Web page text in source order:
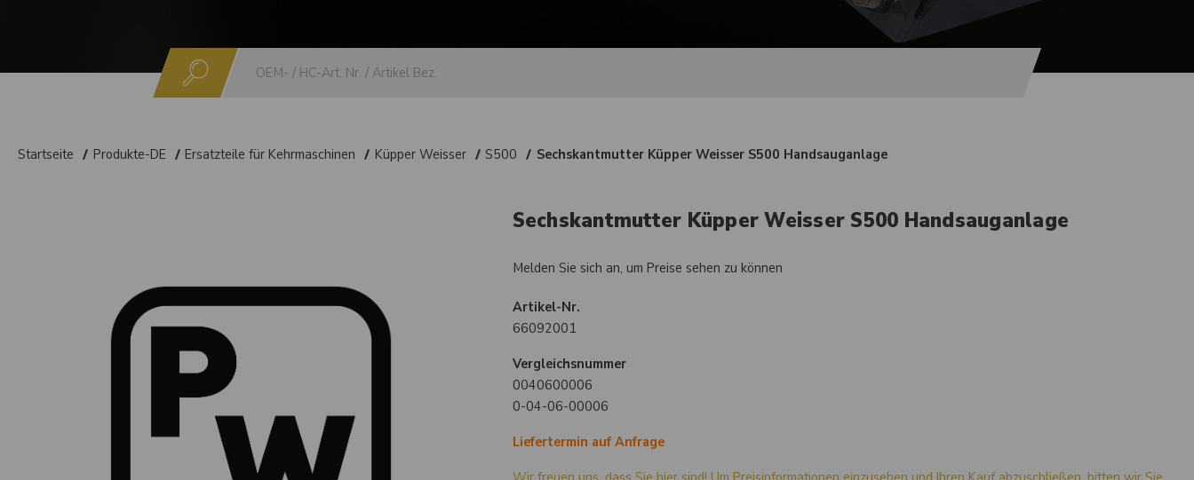
Startseite Produkte-DE Ersatzteile für Kehrmaschinen Küpper Weisser S500 Sechskantmutter Küpper Weisser S500 Handsauganlage
Sechskantmutter Küpper Weisser S500 Handsauganlage
Melden Sie sich an, um Preise sehen zu können
Artikel-Nr.
66092001
Vergleichsnummer
0040600006
0-04-06-00006
Liefertermin auf Anfrage